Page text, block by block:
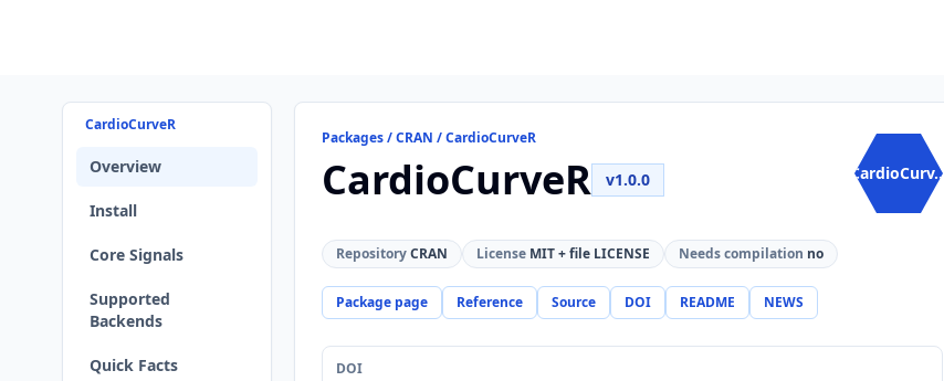
CardioCurveR
Overview
Install
Core Signals
Supported
Backends
Quick Facts
Packages / CRAN / CardioCurveR
CardioCurveR v1.0.0 CardioCurv...
RepositoryCRAN License MIT + file LICENSE Needs compilation no
Package page Reference Source DOI README NEWS
DOI